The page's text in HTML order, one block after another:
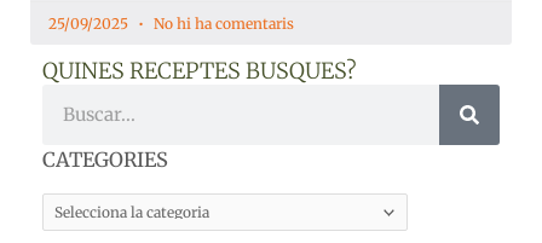
25/09/2025 No hi ha comentaris
QUINES RECEPTES BUSQUES?
CATEGORIES
CATEGORIES